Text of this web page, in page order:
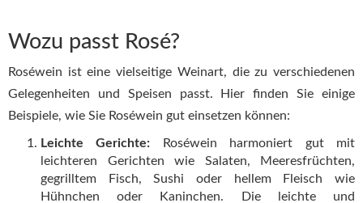
Wozu passt Rosé?
Roséwein ist eine vielseitige Weinart, die zu verschiedenen
Gelegenheiten und Speisen passt. Hier finden Sie einige
Beispiele, wie Sie Roséwein gut einsetzen können:
Leichte Gerichte:
Roséwein harmoniert gut mit
leichteren Gerichten wie Salaten, Meeresfrüchten,
gegrilltem Fisch, Sushi oder hellem Fleisch wie
Hühnchen oder Kaninchen. Die leichte und